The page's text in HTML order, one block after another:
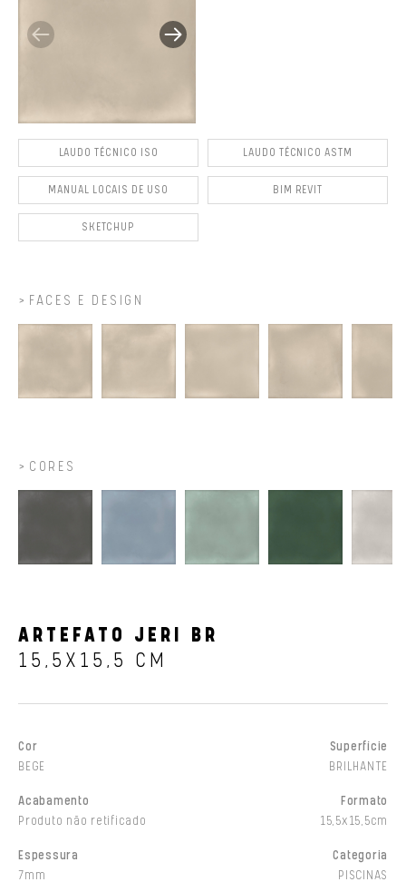
LAUDO TÉCNICO ISO LAUDO TÉCNICO ASTM
MANUAL LOCAIS DE USO BIM REVIT
SKETCHUP
FACES E DESIGN
CORES
ARTEFATO JERI BR
15,5X15,5 CM
Cor
BEGE
Superfície
BRILHANTE
Acabamento
Produto não retificado
Formato
15,5x15,5cm
Espessura
7mm
Categoria
PISCINAS